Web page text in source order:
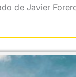
de Javier